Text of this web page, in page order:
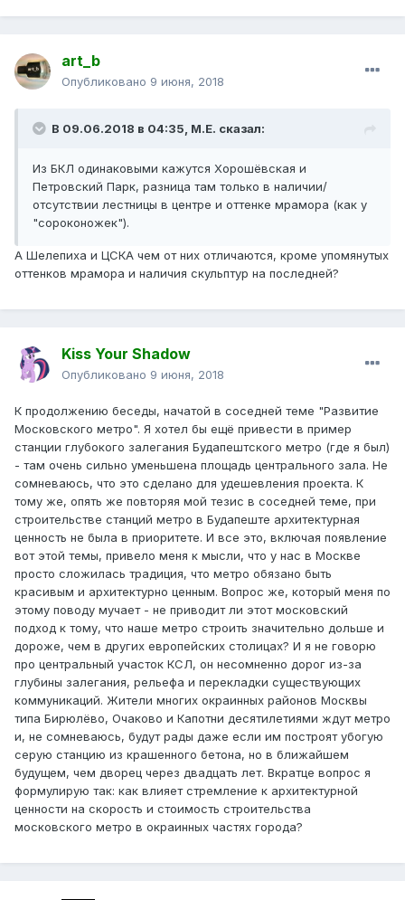
art_b
Опубликовано 9 июня, 2018
В 09.06.2018 в 04:35, М.Е. сказал:
Из БКЛ одинаковыми кажутся Хорошёвская и
Петровский Парк, разница там только в наличии/
отсутствии лестницы в центре и оттенке мрамора (как у
"сороконожек").
А Шелепиха и ЦСКА чем от них отличаются, кроме упомянутых
оттенков мрамора и наличия скульптур на последней?
Kiss Your Shadow
Опубликовано 9 июня, 2018
К продолжению беседы, начатой в соседней теме "Развитие
Московского метро". Я хотел бы ещё привести в пример
станции глубокого залегания Будапештского метро (где я был)
- там очень сильно уменьшена площадь центрального зала. Не
сомневаюсь, что это сделано для удешевления проекта. К
тому же, опять же повторяя мой тезис в соседней теме, при
строительстве станций метро в Будапеште архитектурная
ценность не была в приоритете. И все это, включая появление
вот этой темы, привело меня к мысли, что у нас в Москве
просто сложилась традиция, что метро обязано быть
красивым и архитектурно ценным. Вопрос же, который меня по
этому поводу мучает - не приводит ли этот московский
подход к тому, что наше метро строить значительно дольше и
дороже, чем в других европейских столицах? И я не говорю
про центральный участок КСЛ, он несомненно дорог из-за
глубины залегания, рельефа и перекладки существующих
коммуникаций. Жители многих окраинных районов Москвы
типа Бирюлёво, Очаково и Капотни десятилетиями ждут метро
и, не сомневаюсь, будут рады даже если им построят убогую
серую станцию из крашенного бетона, но в ближайшем
будущем, чем дворец через двадцать лет. Вкратце вопрос я
формулирую так: как влияет стремление к архитектурной
ценности на скорость и стоимость строительства
московского метро в окраинных частях города?